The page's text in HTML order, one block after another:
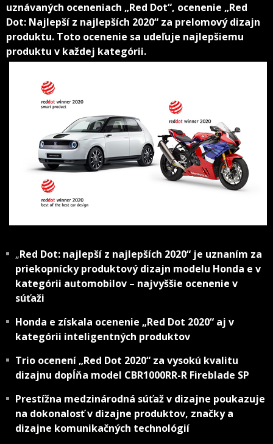
uznávaných oceneniach „Red Dot“, ocenenie „Red
Dot: Najlepší z najlepších 2020“ za prelomový dizajn
produktu. Toto ocenenie sa udeľuje najlepšiemu
produktu v každej kategórii.
„Red Dot: najlepší z najlepších 2020“ je uznaním za
priekopnícky produktový dizajn modelu Honda e v
kategórii automobilov – najvyššie ocenenie v
súťaži
Honda e získala ocenenie „Red Dot 2020“ aj v
kategórii inteligentných produktov
Trio ocenení „Red Dot 2020“ za vysokú kvalitu
dizajnu dopĺňa model CBR1000RR-R Fireblade SP
Prestížna medzinárodná súťaž v dizajne poukazuje
na dokonalosť v dizajne produktov, značky a
dizajne komunikačných technológií